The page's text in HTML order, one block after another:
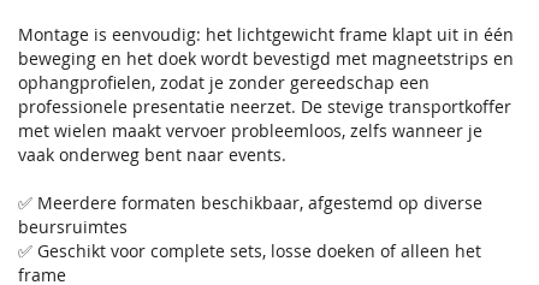
Montage is eenvoudig: het lichtgewicht frame klapt uit in één
beweging en het doek wordt bevestigd met magneetstrips en
ophangprofielen, zodat je zonder gereedschap een
professionele presentatie neerzet. De stevige transportkoffer
met wielen maakt vervoer probleemloos, zelfs wanneer je
vaak onderweg bent naar events.
✅ Meerdere formaten beschikbaar, afgestemd op diverse
beursruimtes
✅ Geschikt voor complete sets, losse doeken of alleen het
frame